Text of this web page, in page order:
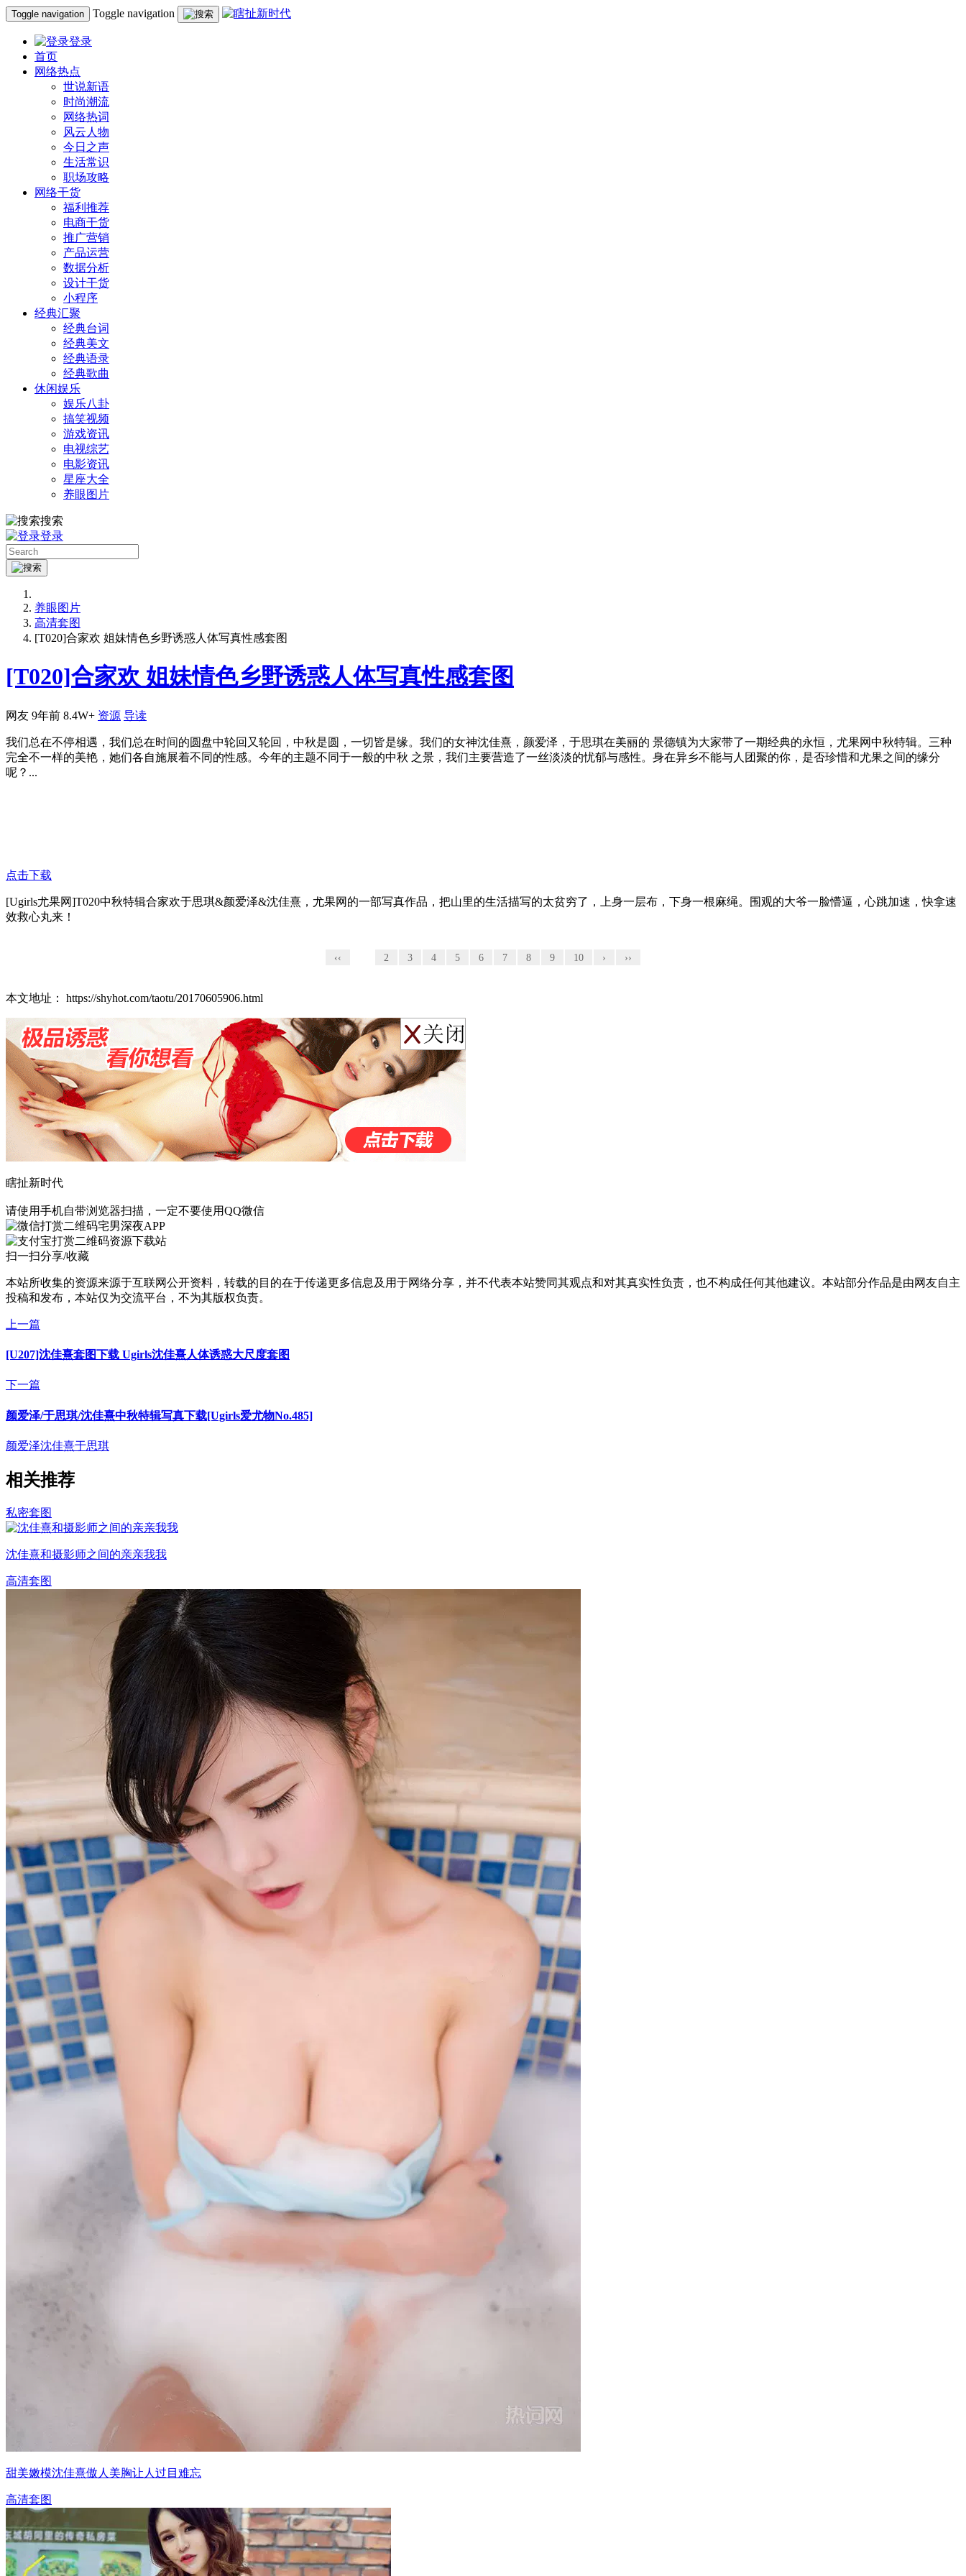
Toggle navigation Toggle navigation
登录
首页
网络热点
世说新语
时尚潮流
网络热词
风云人物
今日之声
生活常识
职场攻略
网络干货
福利推荐
电商干货
推广营销
产品运营
数据分析
设计干货
小程序
经典汇聚
经典台词
经典美文
经典语录
经典歌曲
休闲娱乐
娱乐八卦
搞笑视频
游戏资讯
电视综艺
电影资讯
星座大全
养眼图片
搜索
登录
养眼图片
高清套图
[T020]合家欢 姐妹情色乡野诱惑人体写真性感套图
[T020]合家欢 姐妹情色乡野诱惑人体写真性感套图
网友 9年前 8.4W+ 资源 导读
我们总在不停相遇，我们总在时间的圆盘中轮回又轮回，中秋是圆，一切皆是缘。我们的女神沈佳熹，颜爱泽，于思琪在美丽的 景德镇为大家带了一期经典的永恒，尤果网中秋特辑。三种
完全不一样的美艳，她们各自施展着不同的性感。今年的主题不同于一般的中秋 之景，我们主要营造了一丝淡淡的忧郁与感性。身在异乡不能与人团聚的你，是否珍惜和尤果之间的缘分
呢？...
点击下载
[Ugirls尤果网]T020中秋特辑合家欢于思琪&颜爱泽&沈佳熹，尤果网的一部写真作品，把山里的生活描写的太贫穷了，上身一层布，下身一根麻绳。围观的大爷一脸懵逼，心跳加速，快拿速
效救心丸来！
‹‹ 2 3 4 5 6 7 8 9 10 › ››
本文地址： https://shyhot.com/taotu/20170605906.html
瞎扯新时代
请使用手机自带浏览器扫描，一定不要使用QQ微信
宅男深夜APP
资源下载站
扫一扫分享/收藏
本站所收集的资源来源于互联网公开资料，转载的目的在于传递更多信息及用于网络分享，并不代表本站赞同其观点和对其真实性负责，也不构成任何其他建议。本站部分作品是由网友自主
投稿和发布，本站仅为交流平台，不为其版权负责。
上一篇
[U207]沈佳熹套图下载 Ugirls沈佳熹人体诱惑大尺度套图
下一篇
颜爱泽/于思琪/沈佳熹中秋特辑写真下载[Ugirls爱尤物No.485]
颜爱泽沈佳熹于思琪
相关推荐
私密套图
沈佳熹和摄影师之间的亲亲我我
高清套图
甜美嫩模沈佳熹傲人美胸让人过目难忘
高清套图